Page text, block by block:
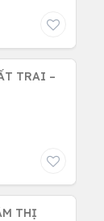
TRAI –
THỊ